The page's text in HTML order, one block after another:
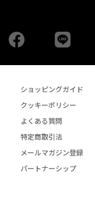
Facebook
ショッピングガイド
クッキーポリシー
よくある質問
特定商取引法
メールマガジン登録
パートナーシップ